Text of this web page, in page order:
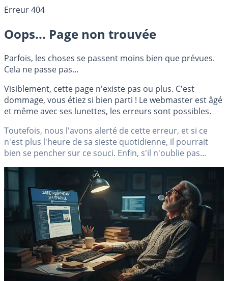
Erreur 404
Oops... Page non trouvée
Parfois, les choses se passent moins bien que prévues.
Cela ne passe pas...
Visiblement, cette page n'existe pas ou plus. C'est
dommage, vous étiez si bien parti ! Le webmaster est âgé
et même avec ses lunettes, les erreurs sont possibles.
Toutefois, nous l'avons alerté de cette erreur, et si ce
n'est plus l'heure de sa sieste quotidienne, il pourrait
bien se pencher sur ce souci. Enfin, s'il n'oublie pas...